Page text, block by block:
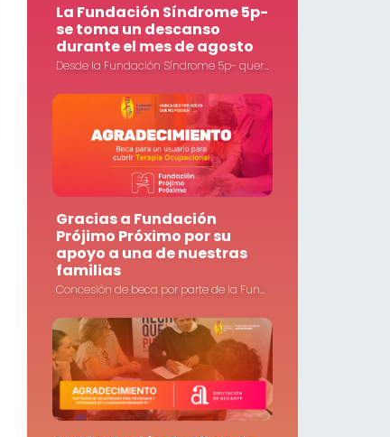
La Fundación Síndrome 5p-
se toma un descanso
durante el mes de agosto
Desde la Fundación Síndrome 5p- queremos informar a todas las familias, colaboradores, socios, voluntarios y personas que nos acompañan que nuestras instalaciones permanecerán cerradas durante todo el mes de agosto.
Gracias a Fundación
Prójimo Próximo por su
apoyo a una de nuestras
familias
Concesión de beca por parte de la Fundación Prójimo Próximo a uno de nuestros usuarios para cubrir parte de su tratamiento de Terapia Ocupacional.